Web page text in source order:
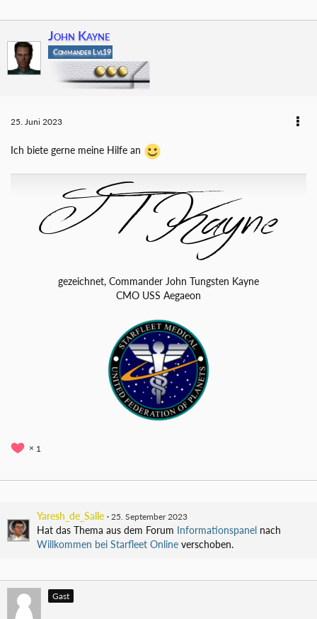
John Kayne
Commander Lvl19
25. Juni 2023
Ich biete gerne meine Hilfe an
gezeichnet, Commander John Tungsten Kayne
CMO USS Aegaeon
1
Yaresh_de_Salle 25. September 2023
Hat das Thema aus dem Forum Informationspanel nach
Willkommen bei Starfleet Online verschoben.
Gast